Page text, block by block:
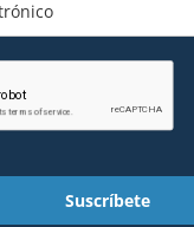
Suscríbete